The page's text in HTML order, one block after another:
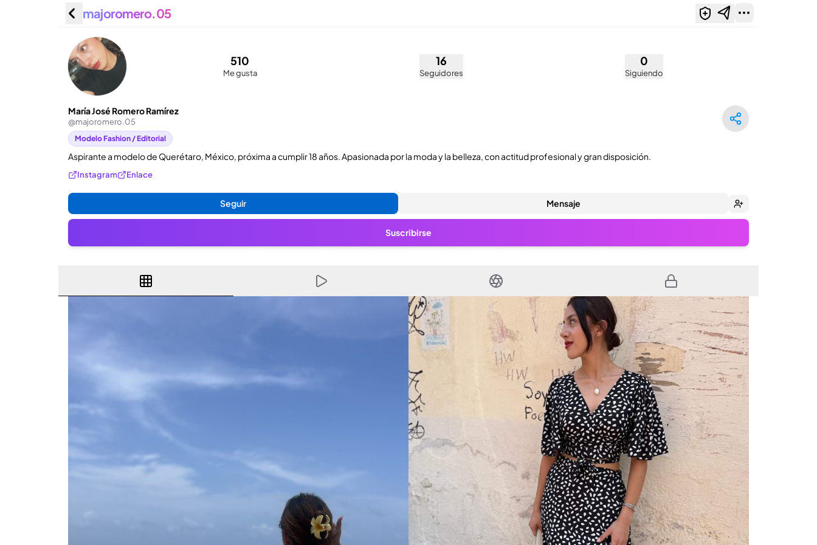
(@majoromero.05)
majoromero.05
510
Me gusta
16
Seguidores
0
Siguiendo
María José Romero Ramírez
@majoromero.05
Modelo Fashion / Editorial
Aspirante a modelo de Querétaro, México, próxima a cumplir 18 años. Apasionada por la moda y la belleza, con actitud profesional y gran disposición.
Instagram Enlace
Seguir Mensaje
Suscribirse